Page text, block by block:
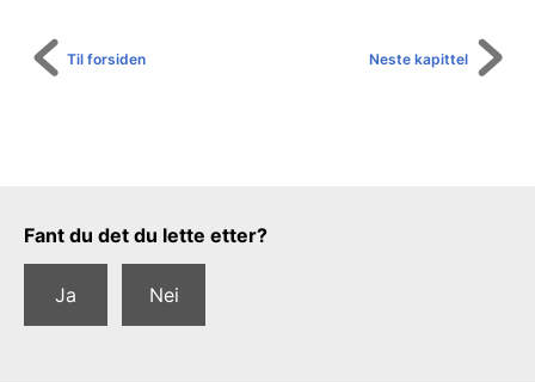
Neste kapittel
Til forsiden
Tilbakemeldingsskjema
Fant du det du lette etter?
Ja Nei